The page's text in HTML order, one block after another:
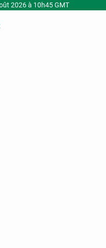
2026 à 10h45 GMT